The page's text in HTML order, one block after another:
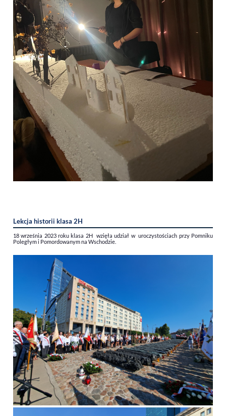
Lekcja historii klasa 2H
18 września 2023 roku klasa 2H wzięła udział w uroczystościach przy Pomniku
Poległym i Pomordowanym na Wschodzie.